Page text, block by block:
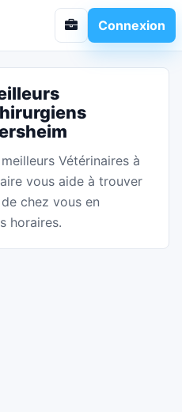
Connexion
Vétérinaires à
vous aide à trouver
chez vous en
horaires.